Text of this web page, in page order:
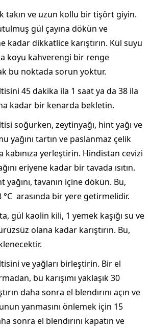
takın ve uzun kollu bir tişört giyin.
gül çayına dökün ve
kadar dikkatlice karıştırın. Kül suyu
koyu kahverengi bir renge
bu noktada sorun yoktur.
45 dakika ila 1 saat ya da 38 ila
kadar bir kenarda bekletin.
soğurken, zeytinyağı, hint yağı ve
yağını tartın ve paslanmaz çelik
kabınıza yerleştirin. Hindistan cevizi
eriyene kadar bir tavada ısıtın.
yağını, tavanın içine dökün. Bu,
°C arasında bir yere getirmelidir.
gül kaolin kili, 1 yemek kaşığı su ve
olana kadar karıştırın. Bu,
ve yağları birleştirin. Bir el
bu karışımı yaklaşık 30
daha sonra el blendırını açın ve
yanmasını önlemek için 15
sonra el blendırını kapatın ve